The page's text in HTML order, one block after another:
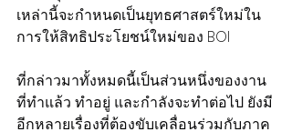
เหล่านี้จะกำหนดเป็นยุทธศาสตร์ใหม่ใน
การให้สิทธิประโยชน์ใหม่ของ BOI
ที่กล่าวมาทั้งหมดนี้เป็นส่วนหนึ่งของงาน
ที่ทำแล้ว ทำอยู่ และกำลังจะทำต่อไป ยังมี
อีกหลายเรื่องที่ต้องขับเคลื่อนร่วมกับภาค